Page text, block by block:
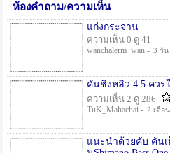
ห้องคำถาม/ความเห็น
แก่งกระจาน
ความเห็น 0 ดู 41
wanchalerm_wan - 3 วัน
คันชิงหลิว 4.5 ควร
ความเห็น 2 ดู 286
TuK_Mahachai - 2 เดือน
แนะนำด้วยคับ คันเ